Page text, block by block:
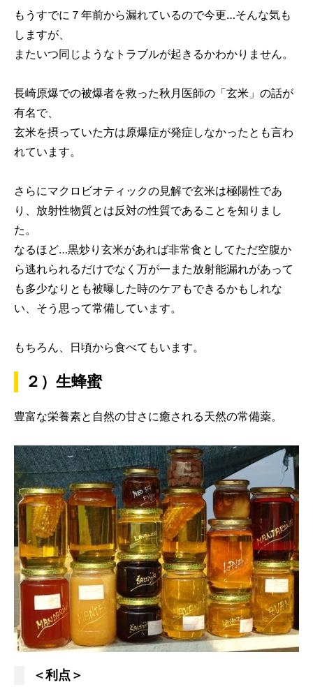
もうすでに７年前から漏れているので今更…そんな気も
しますが、
またいつ同じようなトラブルが起きるかわかりません。
長崎原爆での被爆者を救った秋月医師の「玄米」の話が
有名で、
玄米を摂っていた方は原爆症が発症しなかったとも言わ
れています。
さらにマクロビオティックの見解で玄米は極陽性であ
り、放射性物質とは反対の性質であることを知りまし
た。
なるほど…黒炒り玄米があれば非常食としてただ空腹か
ら逃れられるだけでなく万が一また放射能漏れがあって
も多少なりとも被曝した時のケアもできるかもしれな
い、そう思って常備しています。
もちろん、日頃から食べてもいます。
２）生蜂蜜
豊富な栄養素と自然の甘さに癒される天然の常備薬。
＜利点＞